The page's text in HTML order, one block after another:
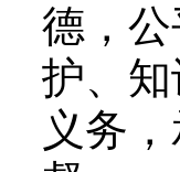
德，
护、
义务